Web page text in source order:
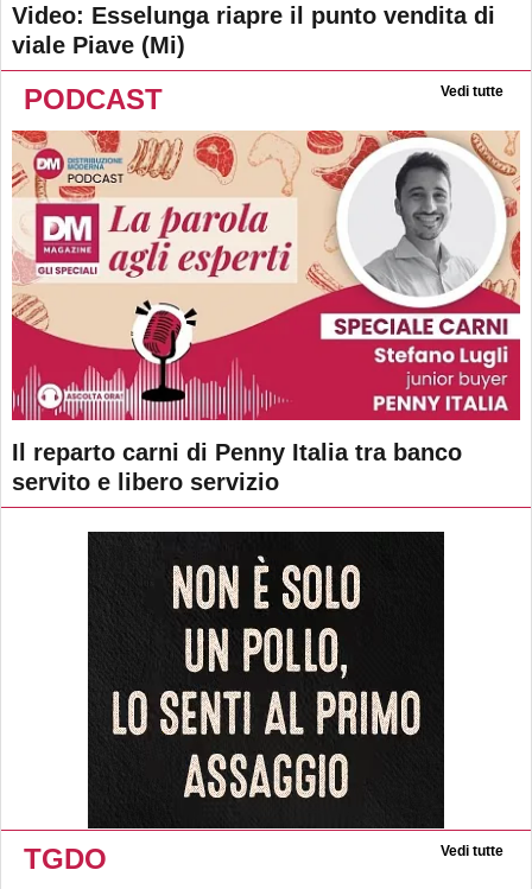
Video: Esselunga riapre il punto vendita di
viale Piave (Mi)
PODCAST Vedi tutte
Il reparto carni di Penny Italia tra banco
servito e libero servizio
TGDO Vedi tutte